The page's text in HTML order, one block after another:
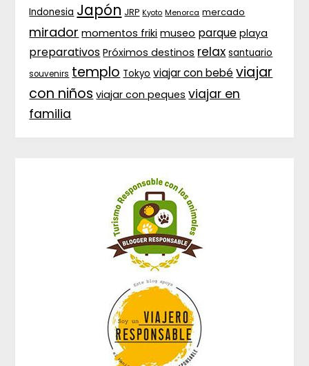
Indonesia Japón JRP Kyoto Menorca mercado
mirador momentos friki museo parque playa
preparativos Próximos destinos relax santuario
souvenirs templo Tokyo viajar con bebé viajar
con niños viajar con peques viajar en
familia